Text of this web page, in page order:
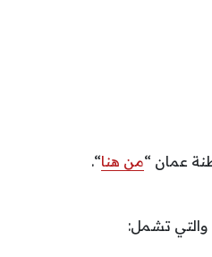
عمان “من هنا“.
تشمل: